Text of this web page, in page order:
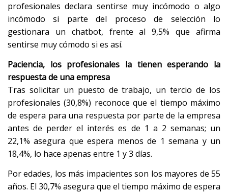
profesionales declara sentirse muy incómodo o algo
incómodo si parte del proceso de selección lo
gestionara un chatbot, frente al 9,5% que afirma
sentirse muy cómodo si es así.
Paciencia, los profesionales la tienen esperando la
respuesta de una empresa
Tras solicitar un puesto de trabajo, un tercio de los
profesionales (30,8%) reconoce que el tiempo máximo
de espera para una respuesta por parte de la empresa
antes de perder el interés es de 1 a 2 semanas; un
22,1% asegura que espera menos de 1 semana y un
18,4%, lo hace apenas entre 1 y 3 días.
Por edades, los más impacientes son los mayores de 55
años. El 30,7% asegura que el tiempo máximo de espera